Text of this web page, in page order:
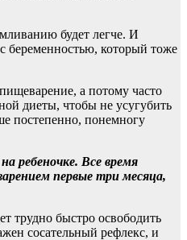
будет легче. И
беременностью, который тоже
а потому часто
диеты, чтобы не усугубить
постепенно, понемногу
ребеночке. Все время
первые три месяца,
трудно быстро освободить
сосательный рефлекс, и